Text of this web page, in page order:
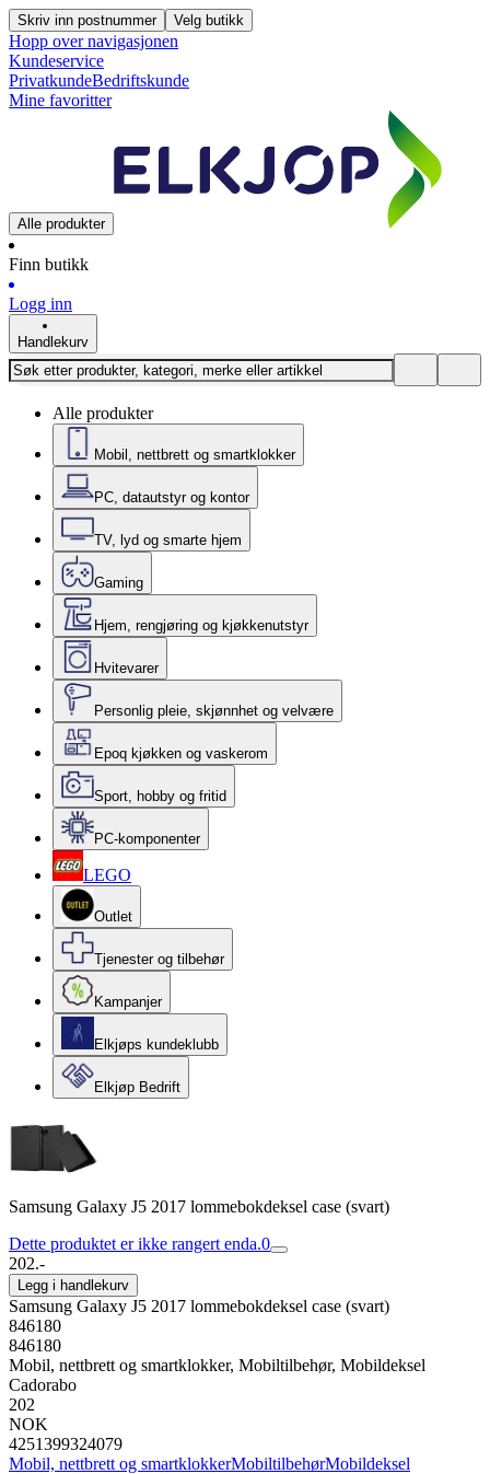
Skriv inn postnummer Velg butikk
Hopp over navigasjonen
Kundeservice
PrivatkundeBedriftskunde
Mine favoritter
Alle produkter
Finn butikk
Logg inn
Handlekurv
Alle produkter
Mobil, nettbrett og smartklokker
PC, datautstyr og kontor
TV, lyd og smarte hjem
Gaming
Hjem, rengjøring og kjøkkenutstyr
Hvitevarer
Personlig pleie, skjønnhet og velvære
Epoq kjøkken og vaskerom
Sport, hobby og fritid
PC-komponenter
LEGO
Outlet
Tjenester og tilbehør
Kampanjer
Elkjøps kundeklubb
Elkjøp Bedrift
Samsung Galaxy J5 2017 lommebokdeksel case (svart)
Dette produktet er ikke rangert enda.0
202.-
Legg i handlekurv
Samsung Galaxy J5 2017 lommebokdeksel case (svart)
846180
846180
Mobil, nettbrett og smartklokker, Mobiltilbehør, Mobildeksel
Cadorabo
202
NOK
4251399324079
Mobil, nettbrett og smartklokkerMobiltilbehørMobildeksel